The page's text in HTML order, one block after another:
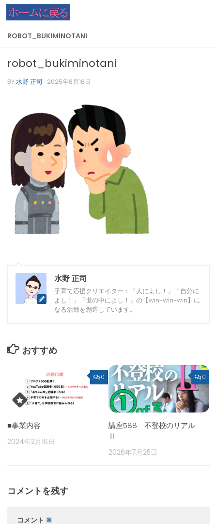
コンテンツへスキップ
ROBOT_BUKIMINOTANI
robot_bukiminotani
BY水野 正司 · 2025年8月18日
水野 正司
子育て応援クリエイター：「人によし！」「自分に
よし！」「世の中によし！」の【win-win-win】に
なる活動を創造しています。
おすすめ
0
■事業内容
2024年2月16日
0
講座588 不登校のリアル
Ⅱ
2026年7月25日
コメントを残す
コメント ※